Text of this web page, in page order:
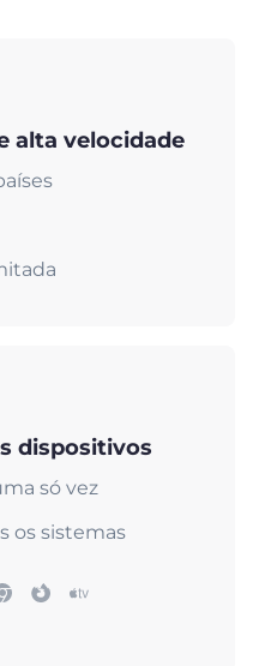
alta velocidade
dispositivos
só vez
os sistemas